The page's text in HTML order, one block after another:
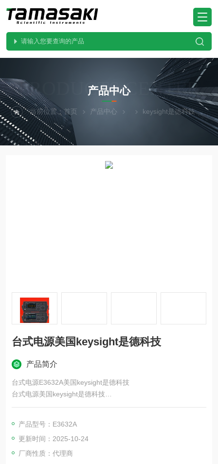
PRODUCTS CENTER
产品中心
当前位置：首页 产品中心 keysight是德科技
台式电源美国keysight是德科技
产品简介
台式电源E3632A美国keysight是德科技
台式电源美国keysight是德科技
Keysight E36150 系列自动量程台式直流电源包含两个型号，其
电压和 80 A 的电流，其可用功率足以满足您的测试需求。 它配
备了新型可拆卸前固定连接，能够承受 80 A 的最大输出电流
产品型号：E3632A
更新时间：2025-10-24
厂商性质：代理商